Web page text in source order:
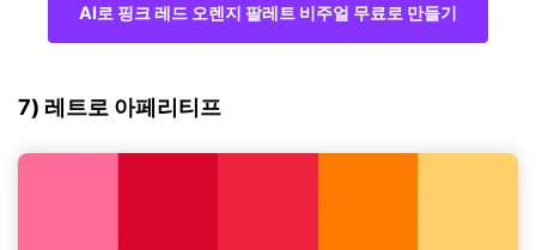
AI로 핑크 레드 오렌지 팔레트 비주얼 무료로 만들기
7) 레트로 아페리티프